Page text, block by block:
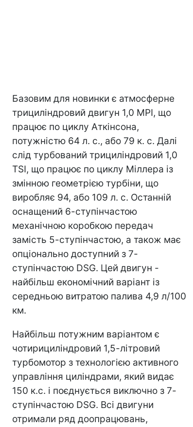
Базовим для новинки є атмосферне
трициліндровий двигун 1,0 MPI, що
працює по циклу Аткінсона,
потужністю 64 л. с., або 79 к. с. Далі
слід турбований трициліндровий 1,0
TSI, що працює по циклу Міллера із
змінною геометрією турбіни, що
виробляє 94, або 109 л. с. Останній
оснащений 6-ступінчастою
механічною коробкою передач
замість 5-ступінчастою, а також має
опціонально доступний з 7-
ступінчастою DSG. Цей двигун -
найбільш економічний варіант із
середньою витратою палива 4,9 л/100
км.
Найбільш потужним варіантом є
чотирициліндровий 1,5-літровий
турбомотор з технологією активного
управління циліндрами, який видає
150 к.с. і поєднується виключно з 7-
ступінчастою DSG. Всі двигуни
отримали ряд доопрацювань,